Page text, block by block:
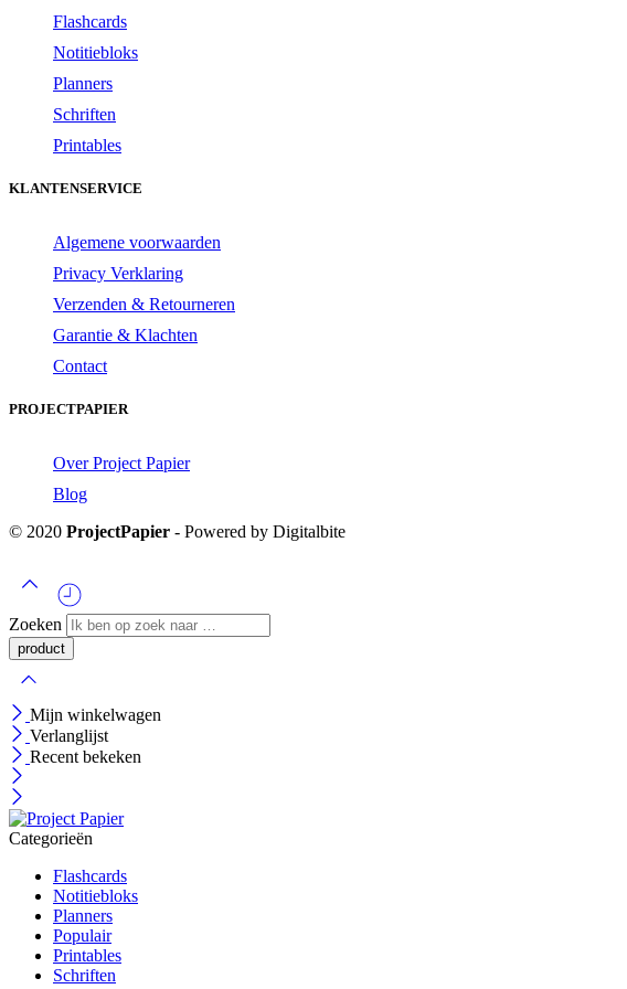
Flashcards
Notitiebloks
Planners
Schriften
Printables
KLANTENSERVICE
Algemene voorwaarden
Privacy Verklaring
Verzenden & Retourneren
Garantie & Klachten
Contact
PROJECTPAPIER
Over Project Papier
Blog
© 2020 ProjectPapier - Powered by Digitalbite
Zoeken
Mijn winkelwagen
Verlanglijst
Recent bekeken
Categorieën
Flashcards
Notitiebloks
Planners
Populair
Printables
Schriften